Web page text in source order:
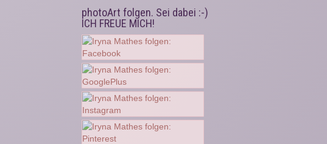
photoArt folgen. Sei dabei :-)
ICH FREUE MICH!